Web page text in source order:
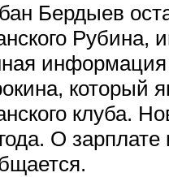
Бердыев
информация
который
клуба.
О